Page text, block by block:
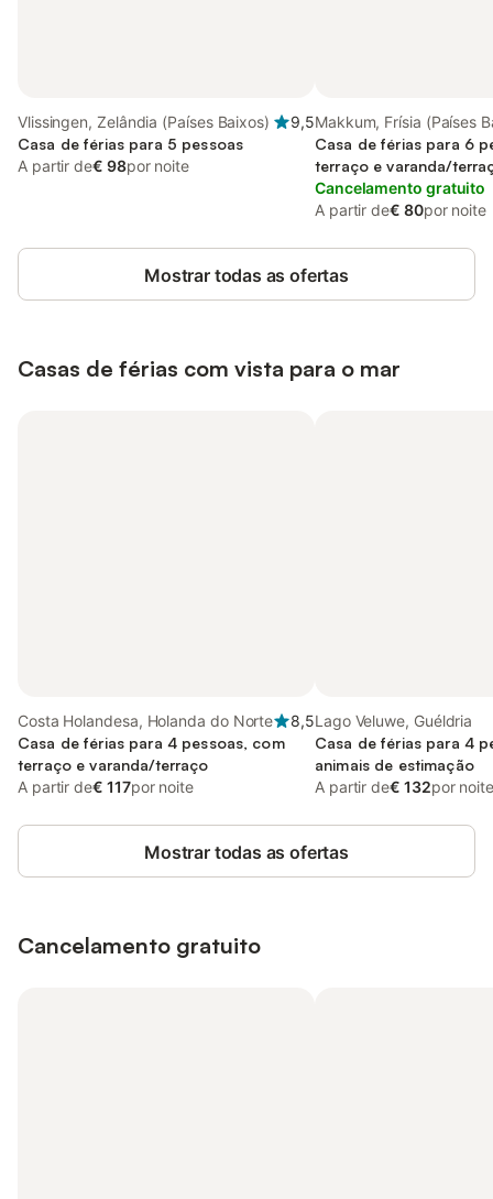
Vlissingen, Zelândia (Países Baixos)
9,5
Casa de férias para 5 pessoas
A partir de€ 98por noite
Makkum, Frísia (Países
Casa de férias para 6
terraço e varanda/
Cancelamento gratuito
A partir de€ 80por noite
Mostrar todas as ofertas
Casas de férias com vista para o mar
Costa Holandesa, Holanda do Norte
8,5
Casa de férias para 4 pessoas, com
terraço e varanda/terraço
A partir de€ 117por noite
Lago Veluwe, Guéldria
Casa de férias para 4
animais de estimação
A partir de€ 132por noite
Mostrar todas as ofertas
Cancelamento gratuito